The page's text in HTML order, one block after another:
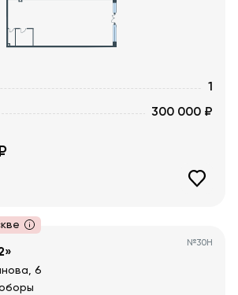
1
300 000 ₽
№30Н
6